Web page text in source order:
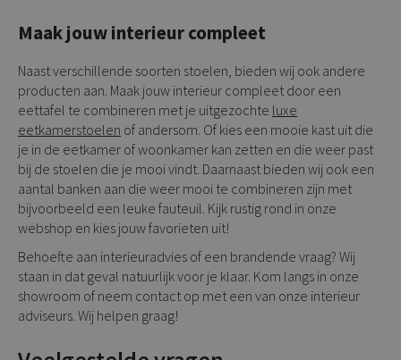
Maak jouw interieur compleet
Naast verschillende soorten stoelen, bieden wij ook andere
producten aan. Maak jouw interieur compleet door een
eettafel te combineren met je uitgezochte luxe
eetkamerstoelen of andersom. Of kies een mooie kast uit die
je in de eetkamer of woonkamer kan zetten en die weer past
bij de stoelen die je mooi vindt. Daarnaast bieden wij ook een
aantal banken aan die weer mooi te combineren zijn met
bijvoorbeeld een leuke fauteuil. Kijk rustig rond in onze
webshop en kies jouw favorieten uit!
Behoefte aan interieuradvies of een brandende vraag? Wij
staan in dat geval natuurlijk voor je klaar. Kom langs in onze
showroom of neem contact op met een van onze interieur
adviseurs. Wij helpen graag!